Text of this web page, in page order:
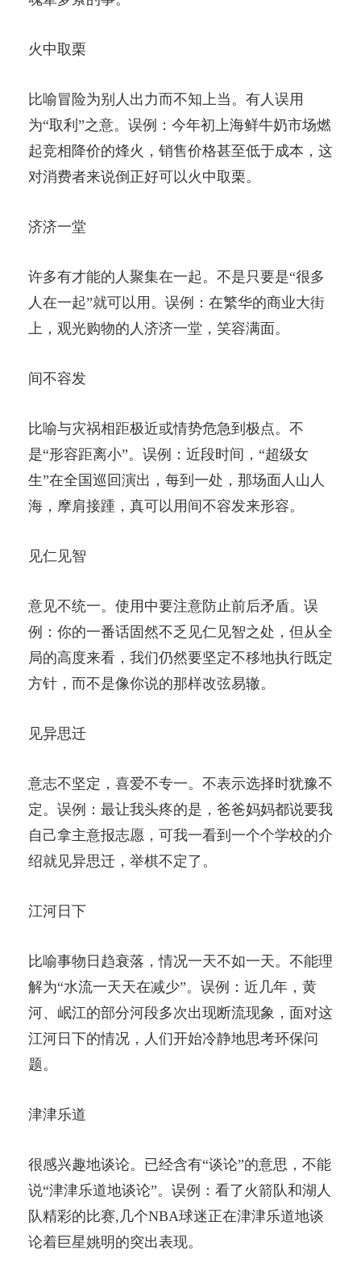
火中取栗
比喻冒险为别人出力而不知上当。有人误用
为“取利”之意。误例：今年初上海鲜牛奶市场燃
起竞相降价的烽火，销售价格甚至低于成本，这
对消费者来说倒正好可以火中取栗。
济济一堂
许多有才能的人聚集在一起。不是只要是“很多
人在一起”就可以用。误例：在繁华的商业大街
上，观光购物的人济济一堂，笑容满面。
间不容发
比喻与灾祸相距极近或情势危急到极点。不
是“形容距离小”。误例：近段时间，“超级女
生”在全国巡回演出，每到一处，那场面人山人
海，摩肩接踵，真可以用间不容发来形容。
见仁见智
意见不统一。使用中要注意防止前后矛盾。误
例：你的一番话固然不乏见仁见智之处，但从全
局的高度来看，我们仍然要坚定不移地执行既定
方针，而不是像你说的那样改弦易辙。
见异思迁
意志不坚定，喜爱不专一。不表示选择时犹豫不
定。误例：最让我头疼的是，爸爸妈妈都说要我
自己拿主意报志愿，可我一看到一个个学校的介
绍就见异思迁，举棋不定了。
江河日下
比喻事物日趋衰落，情况一天不如一天。不能理
解为“水流一天天在减少”。误例：近几年，黄
河、岷江的部分河段多次出现断流现象，面对这
江河日下的情况，人们开始冷静地思考环保问
题。
津津乐道
很感兴趣地谈论。已经含有“谈论”的意思，不能
说“津津乐道地谈论”。误例：看了火箭队和湖人
队精彩的比赛,几个NBA球迷正在津津乐道地谈
论着巨星姚明的突出表现。